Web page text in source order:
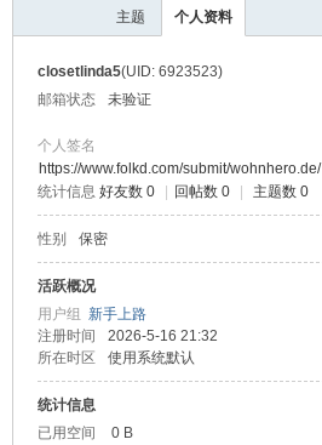
主题 个人资料
closetlinda5(UID: 6923523)
邮箱状态
未验证
个人签名
https://www.folkd.com/submit/wohnhero.de/
统计信息 好友数 0 回帖数 0 主题数 0
性别 保密
活跃概况
用户组 新手上路
注册时间
2026-5-16 21:32
所在时区
使用系统默认
统计信息
已用空间
0 B